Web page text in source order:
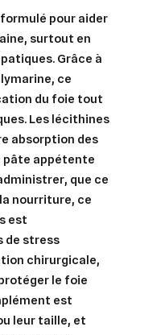
pour aider
surtout en
Grâce à
ce
du foie tout
Les lécithines
absorption des
pâte appétente
que ce
nourriture, ce
est
de stress
chirurgicale,
le foie
est
leur taille, et
ma liste d'envies
liste d'envies
d'envies
connecté pour ajouter des